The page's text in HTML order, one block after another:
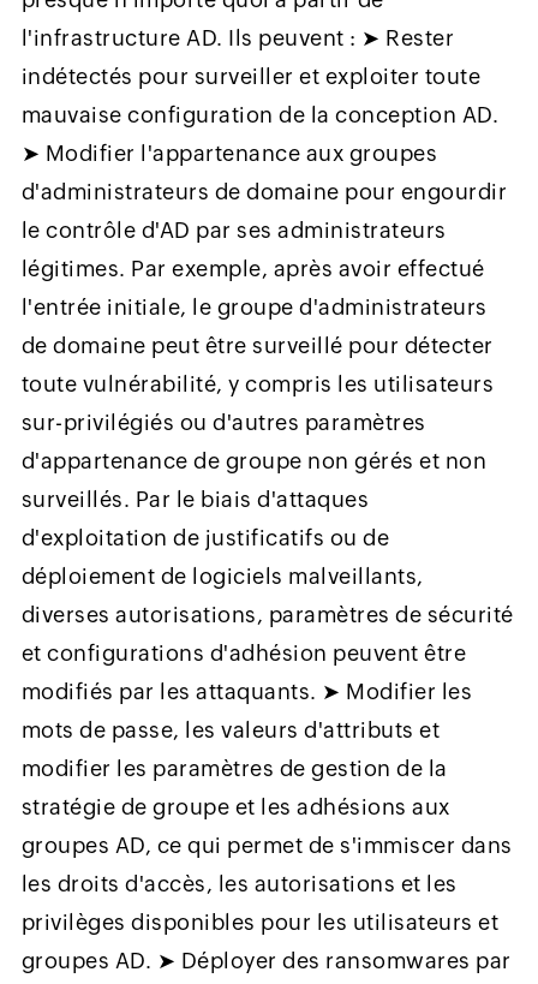
l'infrastructure AD. Ils peuvent : ➤ Rester
indétectés pour surveiller et exploiter toute
mauvaise configuration de la conception AD.
➤ Modifier l'appartenance aux groupes
d'administrateurs de domaine pour engourdir
le contrôle d'AD par ses administrateurs
légitimes. Par exemple, après avoir effectué
l'entrée initiale, le groupe d'administrateurs
de domaine peut être surveillé pour détecter
toute vulnérabilité, y compris les utilisateurs
sur-privilégiés ou d'autres paramètres
d'appartenance de groupe non gérés et non
surveillés. Par le biais d'attaques
d'exploitation de justificatifs ou de
déploiement de logiciels malveillants,
diverses autorisations, paramètres de sécurité
et configurations d'adhésion peuvent être
modifiés par les attaquants. ➤ Modifier les
mots de passe, les valeurs d'attributs et
modifier les paramètres de gestion de la
stratégie de groupe et les adhésions aux
groupes AD, ce qui permet de s'immiscer dans
les droits d'accès, les autorisations et les
privilèges disponibles pour les utilisateurs et
groupes AD. ➤ Déployer des ransomwares par